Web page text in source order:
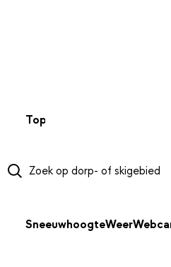
Top 50
SneeuwhoogteWeer